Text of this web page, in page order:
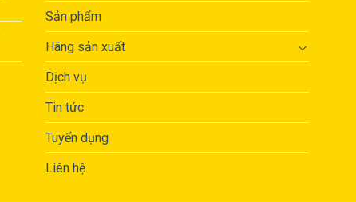
Sản phẩm
Hãng sản xuất
Dịch vụ
Tin tức
Tuyển dụng
Liên hệ